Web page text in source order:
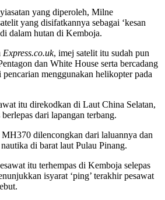
yang diperoleh, Milne
yang disifatkannya sebagai ‘kesan
dalam hutan di Kemboja.
Express.co.uk, imej satelit itu sudah pun
dan White House serta bercadang
menggunakan helikopter pada
itu direkodkan di Laut China Selatan,
dari lapangan terbang.
dilencongkan dari laluannya dan
di barat laut Pulau Pinang.
itu terhempas di Kemboja selepas
isyarat ‘ping’ terakhir pesawat